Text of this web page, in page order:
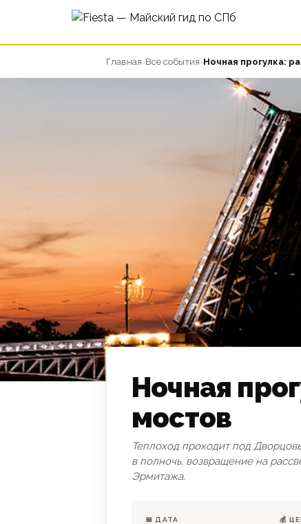
Главная›Все события›Ночная прогулка:
Ночная
мостов
Теплоход проходит под
в полночь, возвращение на
Эрмитажа.
📅 ДАТА 💰